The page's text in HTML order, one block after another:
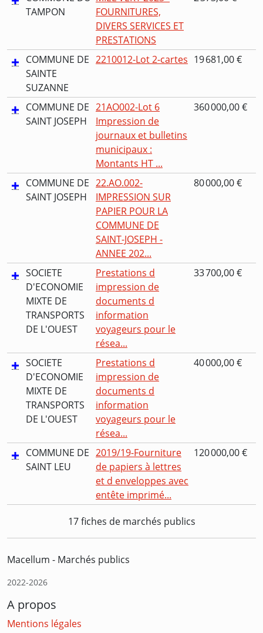
TAMPON
FOURNITURES,
DIVERS SERVICES ET
PRESTATIONS
COMMUNE DE
SAINTE
SUZANNE
2210012-Lot 2-cartes 19 681,00 €
COMMUNE DE
SAINT JOSEPH
21AO002-Lot 6
Impression de
journaux et bulletins
municipaux :
Montants HT ...
360 000,00 €
COMMUNE DE
SAINT JOSEPH
22.AO.002-
IMPRESSION SUR
PAPIER POUR LA
COMMUNE DE
SAINT-JOSEPH -
ANNEE 202...
80 000,00 €
SOCIETE
D'ECONOMIE
MIXTE DE
TRANSPORTS
DE L'OUEST
Prestations d
impression de
documents d
information
voyageurs pour le
résea...
33 700,00 €
SOCIETE
D'ECONOMIE
MIXTE DE
TRANSPORTS
DE L'OUEST
Prestations d
impression de
documents d
information
voyageurs pour le
résea...
40 000,00 €
COMMUNE DE
SAINT LEU
2019/19-Fourniture
de papiers à lettres
et d enveloppes avec
entête imprimé...
120 000,00 €
17 fiches de marchés publics
Macellum - Marchés publics
2022-2026
A propos
Mentions légales